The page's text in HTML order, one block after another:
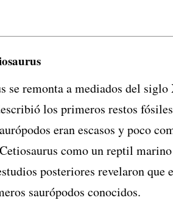
se remonta a mediados del
los primeros restos
eran escasos y poco
como un reptil marino
posteriores revelaron que
saurópodos conocidos.